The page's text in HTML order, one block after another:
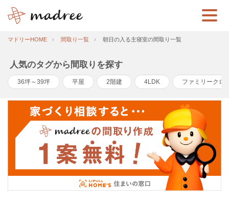
マドリーHOME 間取り一覧 朝日の入る主寝室の間取り一覧
人気のタグから間取りを探す
36坪～39坪 平屋 2階建 4LDK ファミリークロ